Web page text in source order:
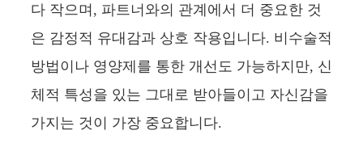
다 작으며, 파트너와의 관계에서 더 중요한 것
은 감정적 유대감과 상호 작용입니다. 비수술적
방법이나 영양제를 통한 개선도 가능하지만, 신
체적 특성을 있는 그대로 받아들이고 자신감을
가지는 것이 가장 중요합니다.